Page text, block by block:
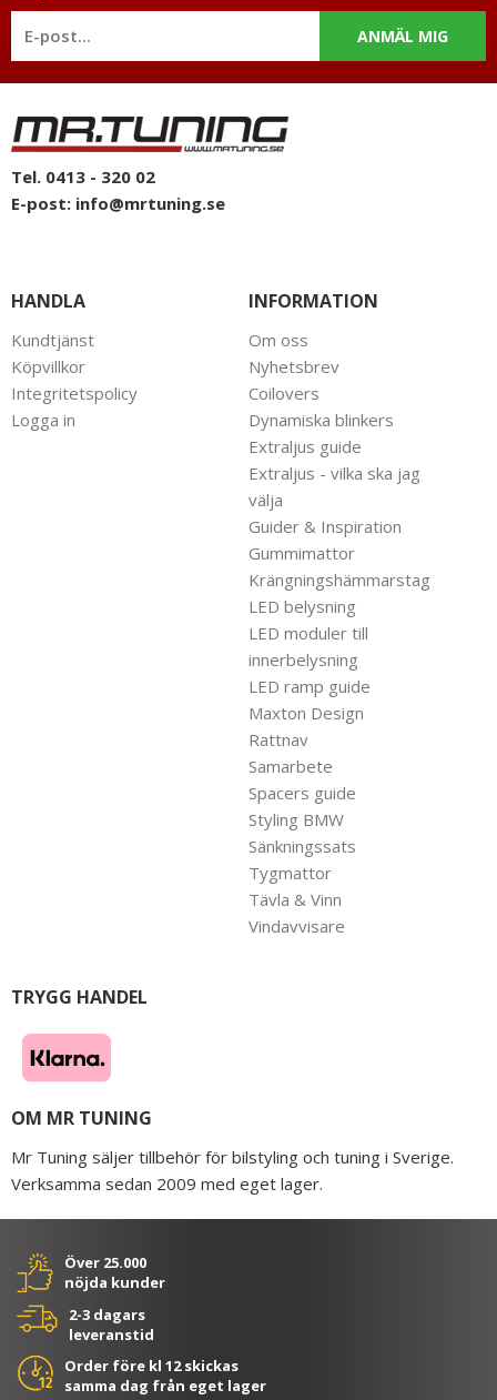
ANMÄL MIG
Tel. 0413 - 320 02
E-post: info@mrtuning.se
HANDLA
Kundtjänst
Köpvillkor
Integritetspolicy
Logga in
INFORMATION
Om oss
Nyhetsbrev
Coilovers
Dynamiska blinkers
Extraljus guide
Extraljus - vilka ska jag
välja
Guider & Inspiration
Gummimattor
Krängningshämmarstag
LED belysning
LED moduler till
innerbelysning
LED ramp guide
Maxton Design
Rattnav
Samarbete
Spacers guide
Styling BMW
Sänkningssats
Tygmattor
Tävla & Vinn
Vindavvisare
TRYGG HANDEL
OM MR TUNING
Mr Tuning säljer tillbehör för bilstyling och tuning i Sverige.
Verksamma sedan 2009 med eget lager.
Över 25.000
nöjda kunder
2-3 dagars
leveranstid
Order före kl 12 skickas
samma dag från eget lager